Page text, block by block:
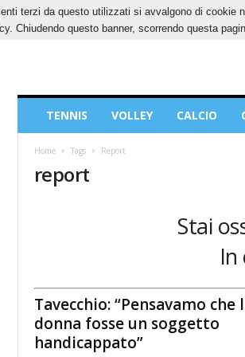
VENERDÌ, 7 AGOSTO 2026 CONTATTI
Sport
TENNIS VOLLEY CALCIO
Home Tags Report
report
Stai
Tavecchio: “Pensavamo che
donna fosse un soggetto
handicappato”
terzi da questo utilizzati si avvalgono di cookie
Chiudendo questo banner, scorrendo questa